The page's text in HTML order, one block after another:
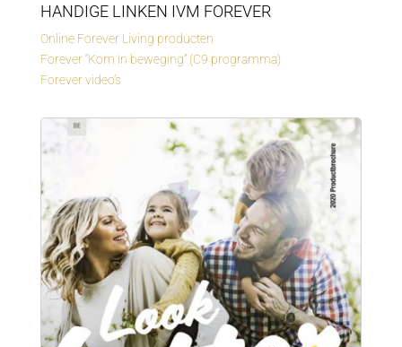
HANDIGE LINKEN IVM FOREVER
Online Forever Living producten
Forever “Kom in beweging” (C9 programma)
Forever video’s